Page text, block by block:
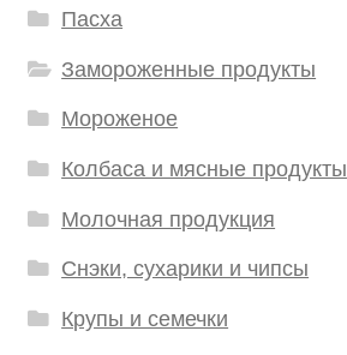
Пасха
Замороженные продукты
Мороженое
Колбаса и мясные продукты
Молочная продукция
Снэки, сухарики и чипсы
Крупы и семечки